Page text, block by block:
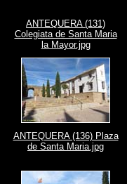
ANTEQUERA (131)
Colegiata de Santa Maria
la Mayor.jpg
ANTEQUERA (136) Plaza
de Santa Maria.jpg